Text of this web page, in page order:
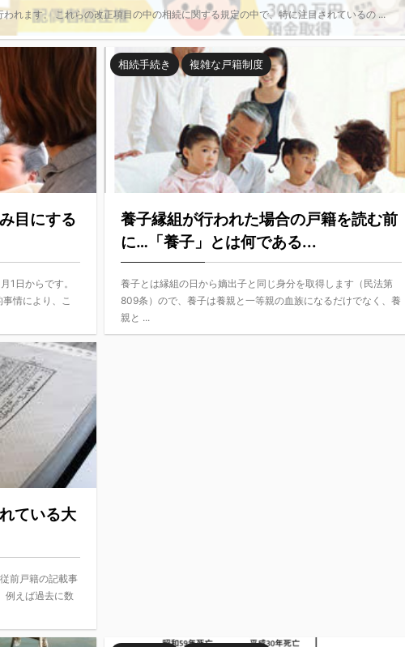
れます。 これらの改正項目の中の相続に関する規定の中で、特に注目されているの ...
目にする
1日からです。
情により、こ
相続手続き 複雑な戸籍制度
養子縁組が行われた場合の戸籍を読む前
に…「養子」とは何である...
養子とは縁組の日から嫡出子と同じ身分を取得します（民法第
809条）ので、養子は養親と一等親の血族になるだけでなく、養
親と ...
ている大
前戸籍の記載事
例えば過去に数